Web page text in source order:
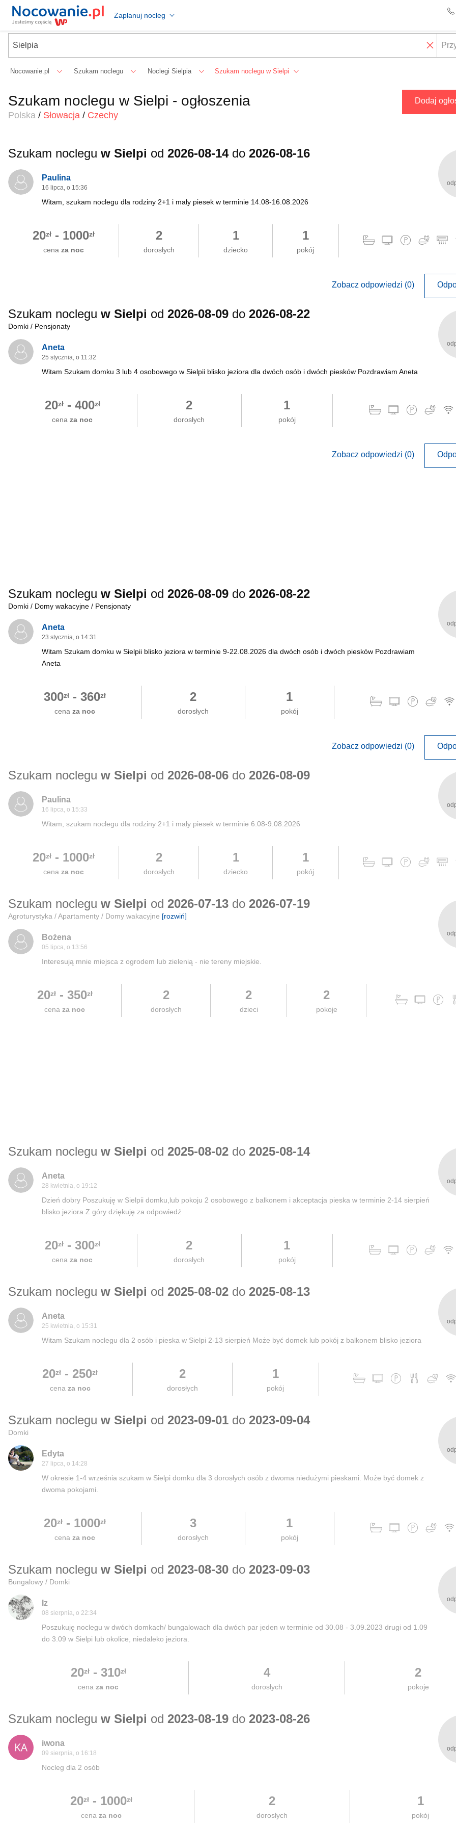
Zaplanuj nocleg
Nocowanie.pl Szukam noclegu Noclegi Sielpia Szukam noclegu w Sielpi
Szukam noclegu w Sielpi - ogłoszenia
Polska / Słowacja / Czechy
Dodaj
Szukam noclegu w Sielpi od 2026-08-14do 2026-08-16
Paulina
16 lipca, o 15:36
Witam, szukam noclegu dla rodziny 2+1 i mały piesek w terminie 14.08-16.08.2026
20zł- 1000zł
cena za noc
2
dorosłych
1
dziecko
1
pokój
Zobacz odpowiedzi (0)
Szukam noclegu w Sielpi od 2026-08-09 do 2026-08-22
Domki / Pensjonaty
Aneta
25 stycznia, o 11:32
Witam Szukam domku 3 lub 4 osobowego w Sielpii blisko jeziora dla dwóch osób i dwóch piesków Pozdrawiam Aneta
20zł- 400zł
cenaza noc
2
dorosłych
1
pokój
Zobacz odpowiedzi (0)
Szukam noclegu w Sielpi od 2026-08-09 do 2026-08-22
Domki / Domy wakacyjne / Pensjonaty
Aneta
23 stycznia, o 14:31
Witam Szukam domku w Sielpii blisko jeziora w terminie 9-22.08.2026 dla dwóch osób i dwóch piesków Pozdrawiam
Aneta
300zł -360zł
cenaza noc
2
dorosłych
1
pokój
Zobacz odpowiedzi (0)
Szukam noclegu w Sielpi od 2026-08-06 do 2026-08-09
Paulina
16 lipca, o 15:33
Witam, szukam noclegu dla rodziny 2+1 i mały piesek w terminie 6.08-9.08.2026
20zł- 1000zł
cena za noc
2
dorosłych
1
dziecko
1
pokój
Szukam noclegu w Sielpi od 2026-07-13 do 2026-07-19
Agroturystyka / Apartamenty / Domy wakacyjne [rozwiń]
Bożena
05 lipca, o 13:56
Interesują mnie miejsca z ogrodem lub zielenią - nie tereny miejskie.
20zł- 350zł
cenaza noc
2
dorosłych
2
dzieci
2
pokoje
Szukam noclegu w Sielpi od 2025-08-02 do 2025-08-14
Aneta
28 kwietnia, o 19:12
Dzień dobry Poszukuję w Sielpii domku,lub pokoju 2 osobowego z balkonem i akceptacja pieska w terminie 2-14 sierpień
blisko jeziora Z góry dziękuję za odpowiedź
20zł- 300zł
cenaza noc
2
dorosłych
1
pokój
Szukam noclegu w Sielpi od 2025-08-02 do 2025-08-13
Aneta
25 kwietnia, o 15:31
Witam Szukam noclegu dla 2 osób i pieska w Sielpi 2-13 sierpień Może być domek lub pokój z balkonem blisko jeziora
20zł - 250zł
cena za noc
2
dorosłych
1
pokój
Szukam noclegu w Sielpi od 2023-09-01 do 2023-09-04
Domki
Edyta
27 lipca, o 14:28
W okresie 1-4 września szukam w Sielpi domku dla 3 dorosłych osób z dwoma niedużymi pieskami. Może być domek z
dwoma pokojami.
20zł - 1000zł
cenaza noc
3
dorosłych
1
pokój
Szukam noclegu w Sielpi od 2023-08-30 do 2023-09-03
Bungalowy / Domki
Iz
08 sierpnia, o 22:34
Poszukuję noclegu w dwóch domkach/ bungalowach dla dwóch par jeden w terminie od 30.08 - 3.09.2023 drugi od 1.09
do 3.09 w Sielpi lub okolice, niedaleko jeziora.
20zł- 310zł
cenaza noc
4
dorosłych
2
pokoje
Szukam noclegu w Sielpi od 2023-08-19 do 2023-08-26
iwona
09 sierpnia, o 16:18
Nocleg dla 2 osób
20zł- 1000zł
cena za noc
2
dorosłych
1
pokój